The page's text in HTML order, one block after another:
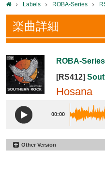
Labels ROBA-Series
楽曲詳細
ROBA-Series
[RS412]
Hosana
00:00
Other Version